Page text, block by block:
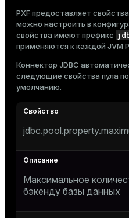
PXF предоставляет
можно настроить в
свойства имеют префикс
применяются к каждой JVM
Коннектор JDBC
следующие свойства пула
умолчанию.
Максимальное
бэкенду базы данных